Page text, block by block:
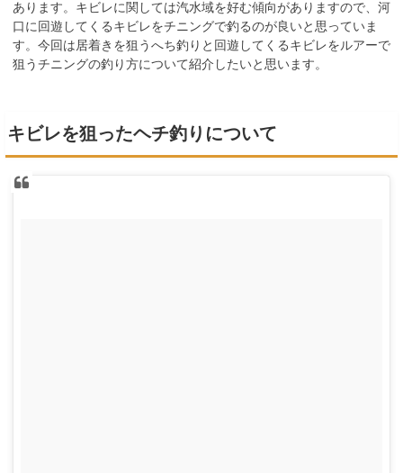
あります。キビレに関しては汽水域を好む傾向がありますので、河
口に回遊してくるキビレをチニングで釣るのが良いと思っていま
す。今回は居着きを狙うへち釣りと回遊してくるキビレをルアーで
狙うチニングの釣り方について紹介したいと思います。
キビレを狙ったヘチ釣りについて